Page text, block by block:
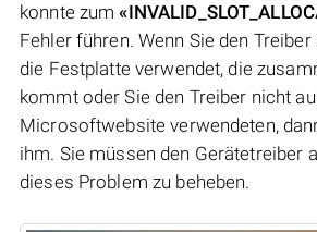
konnte zum
Fehler führen. Wenn Sie den
die Festplatte verwendet, die
kommt oder Sie den Treiber nicht
Microsoftwebsite verwendeten,
ihm. Sie müssen den Gerätetreiber
dieses Problem zu beheben.